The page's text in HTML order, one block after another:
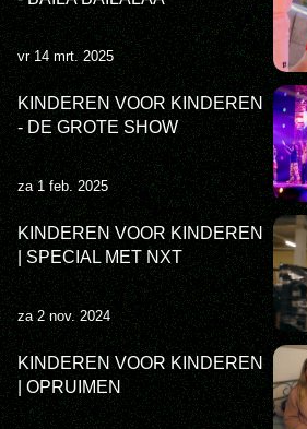
vr 14 mrt. 2025
KINDEREN VOOR KINDEREN
- DE GROTE SHOW
za 1 feb. 2025
KINDEREN VOOR KINDEREN
| SPECIAL MET NXT
za 2 nov. 2024
KINDEREN VOOR KINDEREN
| OPRUIMEN